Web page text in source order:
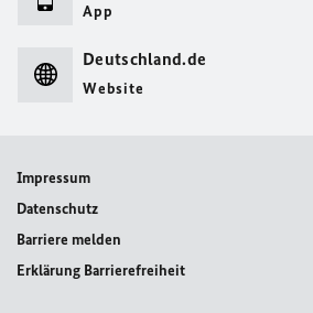
App
Deutschland.de
Website
Impressum
Datenschutz
Barriere melden
Erklärung Barrierefreiheit